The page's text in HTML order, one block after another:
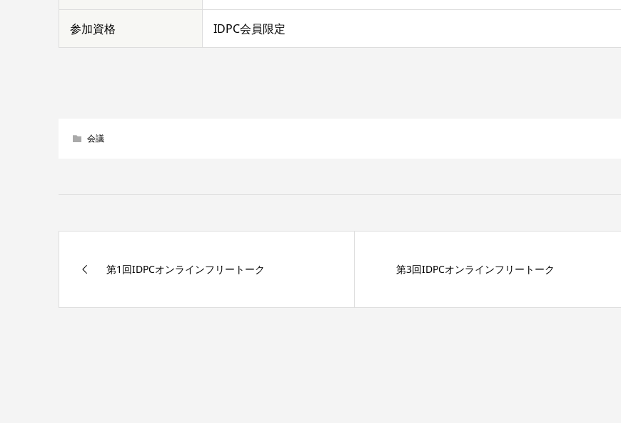
参加資格 IDPC会員限定
会議
第1回IDPCオンラインフリートーク 第3回IDPCオンラインフリートーク